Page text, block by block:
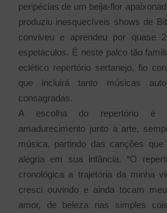
peripécias de um beija-flor
produziu inesquecíveis shows de
conviveu e aprendeu por quase
espetáculos. É neste palco tão
eclético repertório sertanejo, fio
que incluirá tanto músicas
consagradas.
A escolha do repertório é
amadurecimento junto à arte,
música, partindo das canções
alegria em sua infância. “O
cronológica a trajetória da minha
cresci ouvindo e ainda tocam
amor, de beleza nas simples